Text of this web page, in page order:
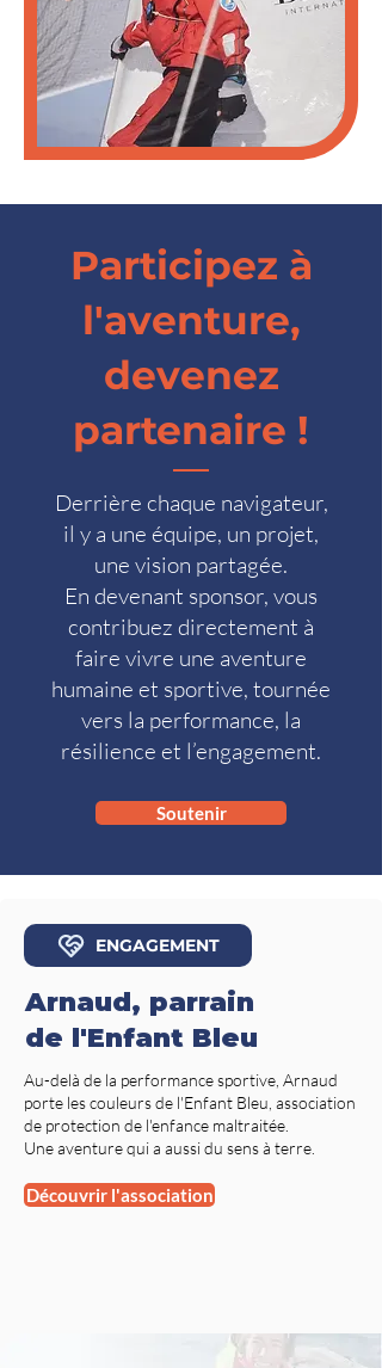
Participez à
l'aventure,
devenez
partenaire !
Derrière chaque navigateur,
il y a une équipe, un projet,
une vision partagée.
En devenant sponsor, vous
contribuez directement à
faire vivre une aventure
humaine et sportive, tournée
vers la performance, la
résilience et l’engagement.
Soutenir
ENGAGEMENT
Arnaud, parrain
de l'Enfant Bleu
Au-delà de la performance sportive, Arnaud
porte les couleurs de l'Enfant Bleu, association
de protection de l'enfance maltraitée.
Une aventure qui a aussi du sens à terre.
Découvrir l'association